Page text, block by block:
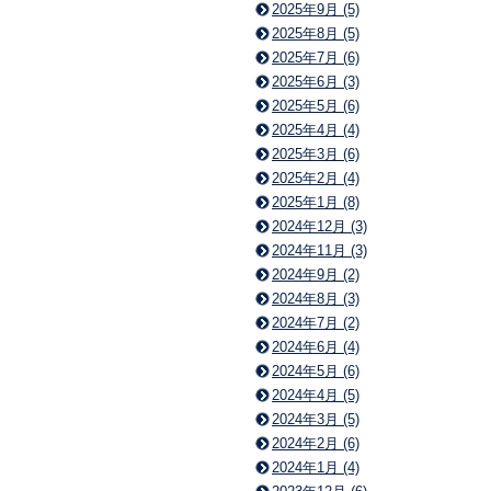
2025年9月 (5)
2025年8月 (5)
2025年7月 (6)
2025年6月 (3)
2025年5月 (6)
2025年4月 (4)
2025年3月 (6)
2025年2月 (4)
2025年1月 (8)
2024年12月 (3)
2024年11月 (3)
2024年9月 (2)
2024年8月 (3)
2024年7月 (2)
2024年6月 (4)
2024年5月 (6)
2024年4月 (5)
2024年3月 (5)
2024年2月 (6)
2024年1月 (4)